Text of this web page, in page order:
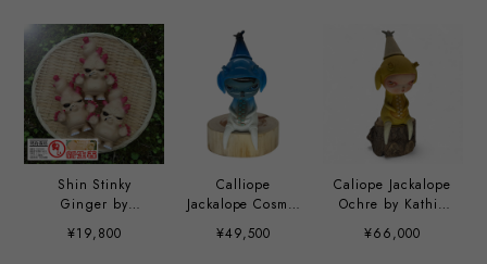
Shin Stinky
Ginger by
Hisashi Futamura
x Chris Ryniak
¥19,800
Calliope
Jackalope Cosmic
Indigo by Kathie
Olivas
¥49,500
Caliope Jackalope
Ochre by Kathie
Olivas
¥66,000